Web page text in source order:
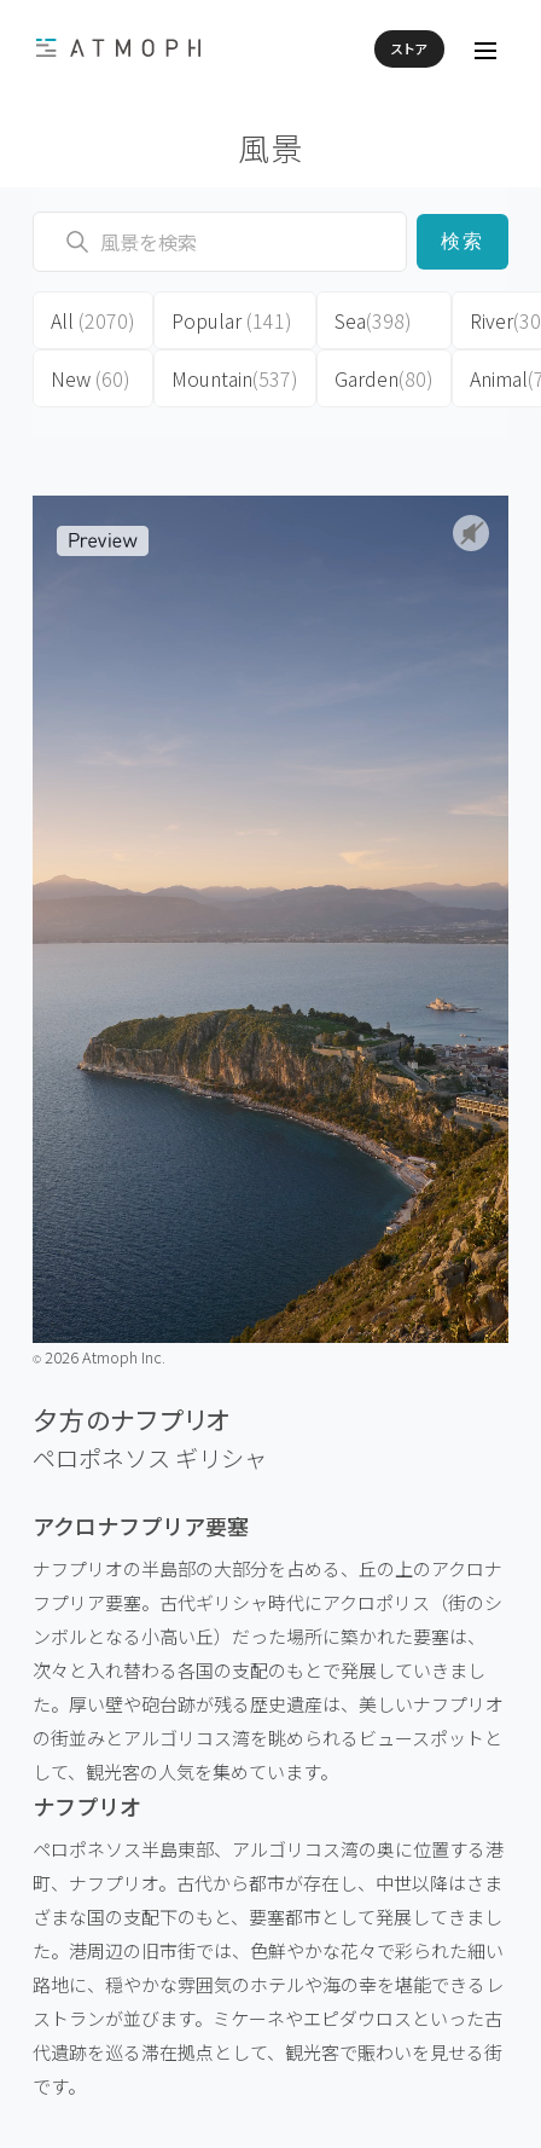
ストア
風景
検索
All (2070)
New (60)
Popular(141)
Mountain(537)
Sea(398)
Garden(80)
River
Animal
©️2026 Atmoph Inc.
夕方のナフプリオ
ペロポネソス ギリシャ
アクロナフプリア要塞
ナフプリオの半島部の大部分を占める、丘の上のアクロナ
フプリア要塞。古代ギリシャ時代にアクロポリス（街のシ
ンボルとなる小高い丘）だった場所に築かれた要塞は、
次々と入れ替わる各国の支配のもとで発展していきまし
た。厚い壁や砲台跡が残る歴史遺産は、美しいナフプリオ
の街並みとアルゴリコス湾を眺められるビュースポットと
して、観光客の人気を集めています。
ナフプリオ
ペロポネソス半島東部、アルゴリコス湾の奥に位置する港
町、ナフプリオ。古代から都市が存在し、中世以降はさま
ざまな国の支配下のもと、要塞都市として発展してきまし
た。港周辺の旧市街では、色鮮やかな花々で彩られた細い
路地に、穏やかな雰囲気のホテルや海の幸を堪能できるレ
ストランが並びます。ミケーネやエピダウロスといった古
代遺跡を巡る滞在拠点として、観光客で賑わいを見せる街
です。